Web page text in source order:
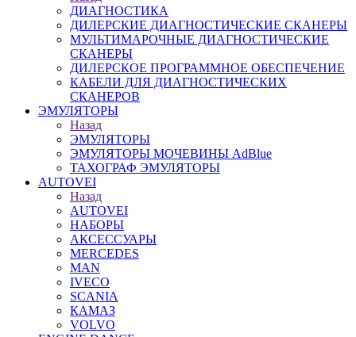
ДИАГНОСТИКА
ДИЛЕРСКИЕ ДИАГНОСТИЧЕСКИЕ СКАНЕРЫ
МУЛЬТИМАРОЧНЫЕ ДИАГНОСТИЧЕСКИЕ
СКАНЕРЫ
ДИЛЕРСКОЕ ПРОГРАММНОЕ ОБЕСПЕЧЕНИЕ
КАБЕЛИ ДЛЯ ДИАГНОСТИЧЕСКИХ
СКАНЕРОВ
ЭМУЛЯТОРЫ
Назад
ЭМУЛЯТОРЫ
ЭМУЛЯТОРЫ МОЧЕВИНЫ АdBlue
ТАХОГРАФ ЭМУЛЯТОРЫ
AUTOVEI
Назад
AUTOVEI
НАБОРЫ
АКСЕССУАРЫ
MERCEDES
MAN
IVECO
SCANIA
КАМАЗ
VOLVO